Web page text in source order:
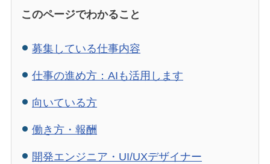
このページでわかること
募集している仕事内容
仕事の進め方：AIも活用します
向いている方
働き方・報酬
開発エンジニア・UI/UXデザイナー